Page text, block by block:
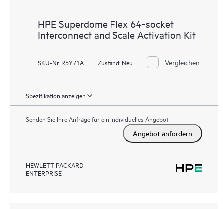
HPE Superdome Flex 64‑socket
Interconnect and Scale Activation Kit
SKU-Nr. R5Y71A Zustand: Neu Vergleichen
Spezifikation anzeigen
Senden Sie Ihre Anfrage für ein individuelles Angebot
Angebot anfordern
HEWLETT PACKARD
ENTERPRISE